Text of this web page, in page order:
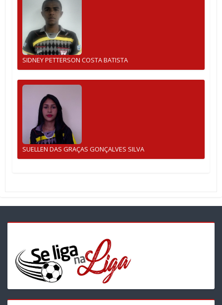
SIDNEY PETTERSON COSTA BATISTA
SUELLEN DAS GRAÇAS GONÇALVES SILVA